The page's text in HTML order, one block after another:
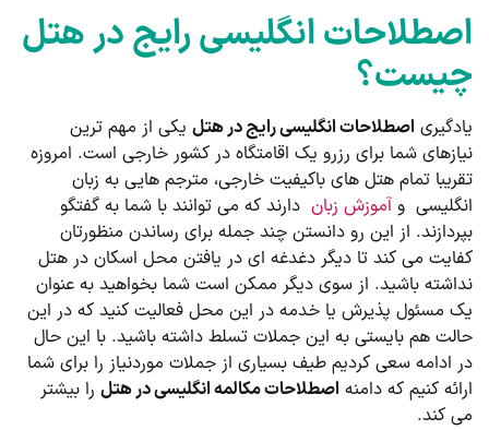
انگلیسی رایج در هتل
اصطلاحات انگلیسی رایج در هتلیکی از مهم ترین
شما برای رزرو یک اقامتگاه در کشور خارجی است. امروزه
تمام هتل های باکیفیت خارجی، مترجم هایی به زبان
وآموزش زبان دارند که می‌ توانند با شما به گفتگو
از این رو دانستن چند جمله برای رساندن منظورتان
می‌ کند تا دیگر دغدغه ای در یافتن محل اسکان در هتل
باشید. از سوی دیگر ممکن است شما بخواهید به عنوان
مسئول پذیرش یا خدمه در این محل فعالیت کنید که در این
هم بایستی به این جملات تسلط داشته باشید. با این حال
ادامه سعی کردیم طیف بسیاری از جملات موردنیاز را برای شما
کنیم که دامنهاصطلاحات مکالمه انگلیسی در هتلرا بیشتر
کند.